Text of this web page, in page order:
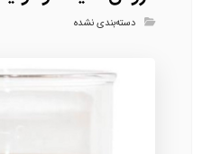
دسته‌بندی نشده